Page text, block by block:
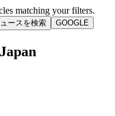
matching your filters.
ースを検索 GOOGLE